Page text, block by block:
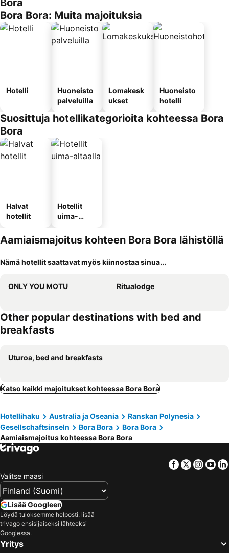
Bora
Bora Bora: Muita majoituksia
Hotelli
Huoneisto
palveluilla
Lomakesk
ukset
Huoneisto
hotelli
Suosittuja hotellikategorioita kohteessa Bora
Bora
Halvat
hotellit
Hotellit
uima-
Aamiaismajoitus kohteen Bora Bora lähistöllä
Nämä hotellit saattavat myös kiinnostaa sinua...
ONLY YOU MOTU Ritualodge
Other popular destinations with bed and
breakfasts
Uturoa, bed and breakfasts
Katso kaikki majoitukset kohteessa Bora Bora
Hotellihaku Australia ja Oseania
Ranskan Polynesia
Gesellschaftsinseln
Bora Bora
Bora Bora
Aamiaismajoitus kohteessa Bora Bora
Facebook
Twitter
Valitse maasi
Lisää Googleen
Löydä tuloksemme helposti: lisää
trivago ensisijaiseksi lähteeksi
Googlessa.
Yritys